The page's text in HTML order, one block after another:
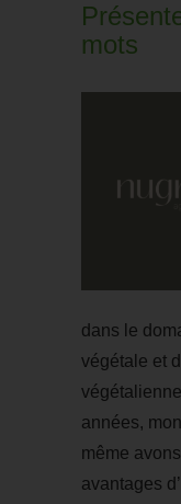
mots
dans le
végétale et
années,
même
avantages